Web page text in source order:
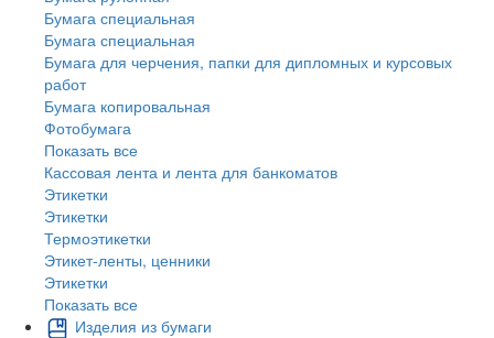
Бумага специальная
Бумага специальная
Бумага для черчения, папки для дипломных и курсовых
работ
Бумага копировальная
Фотобумага
Показать все
Кассовая лента и лента для банкоматов
Этикетки
Этикетки
Термоэтикетки
Этикет-ленты, ценники
Этикетки
Показать все
Изделия из бумаги